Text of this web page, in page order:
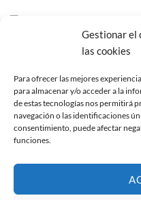
Gestionar el
las cookies
Para ofrecer las mejores
para almacenar y/o acceder a la
de estas tecnologías nos permitirá
navegación o las identificaciones
consentimiento, puede afectar
funciones.
Añadir
deseos
TAPAS ÁLBUM ARTESANOS
Rango